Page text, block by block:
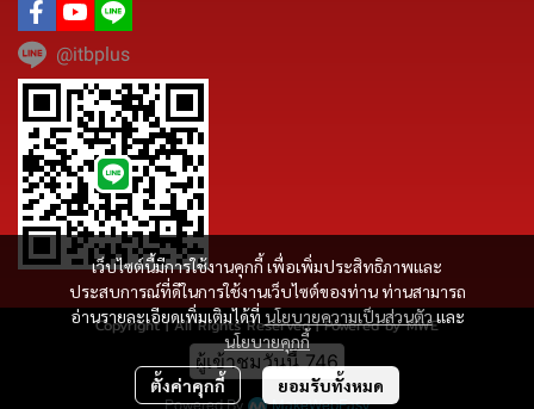
เว็บไซต์นี้มีการใช้งานคุกกี้ เพื่อเพิ่มประสิทธิภาพและ
ประสบการณ์ที่ดีในการใช้งานเว็บไซต์ของท่าน ท่านสามารถ
อ่านรายละเอียดเพิ่มเติมได้ที่ นโยบายความเป็นส่วนตัวและ
นโยบายคุกกี้
ตั้งค่าคุกกี้ ยอมรับทั้งหมด
@itbplus
Copyright | All Rights Reserved | Powered by MWE
ผู้เข้าชมวันนี้746